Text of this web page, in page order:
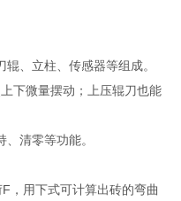
、立柱、传感器等组成。
下微量摆动；上压辊刀也能
清零等功能。
，用下式可计算出砖的弯曲